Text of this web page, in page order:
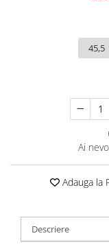
Ai
Adauga la
Descriere